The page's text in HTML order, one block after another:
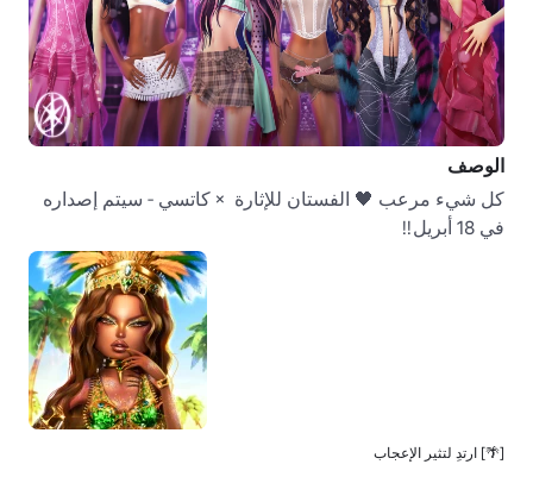
الوصف
في 18 أبريل!!
[🌴] ارتدِ لتثير الإعجاب